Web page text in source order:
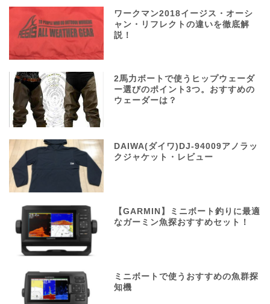
ワークマン2018イージス・オーシ
ャン・リフレクトの違いを徹底解
説！
2馬力ボートで使うヒップウェーダ
ー選びのポイント3つ。おすすめの
ウェーダーは？
DAIWA(ダイワ)DJ-94009アノラッ
クジャケット・レビュー
【GARMIN】ミニボート釣りに最適
なガーミン魚探おすすめセット！
ミニボートで使うおすすめの魚群探
知機